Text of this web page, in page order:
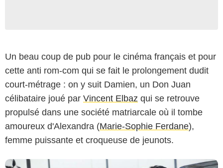
Un beau coup de pub pour le cinéma français et pour
cette anti rom-com qui se fait le prolongement dudit
court-métrage : on y suit Damien, un Don Juan
célibataire joué par Vincent Elbaz qui se retrouve
propulsé dans une société matriarcale où il tombe
amoureux d'Alexandra (Marie-Sophie Ferdane),
femme puissante et croqueuse de jeunots.